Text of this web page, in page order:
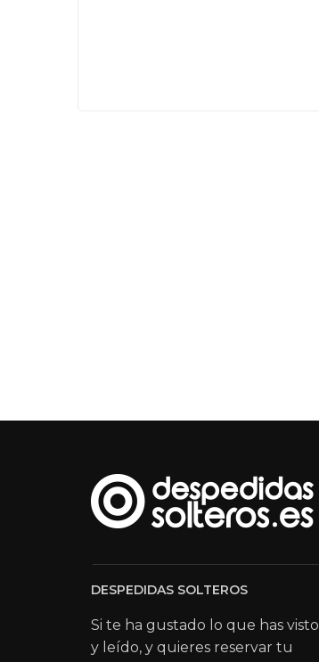
DESPEDIDAS SOLTEROS
Si te ha gustado lo que has visto
y leído, y quieres reservar tu